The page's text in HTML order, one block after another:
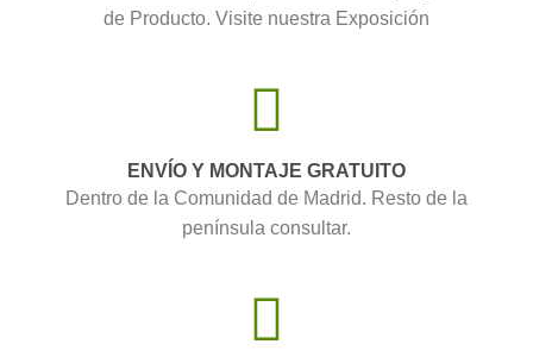
de Producto. Visite nuestra Exposición
ENVÍO Y MONTAJE GRATUITO
Dentro de la Comunidad de Madrid. Resto de la
península consultar.